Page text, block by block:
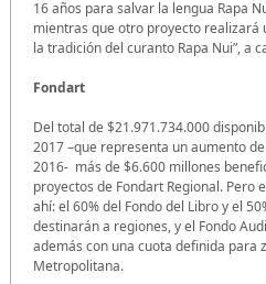
16 años para salvar la lengua Rapa
mientras que otro proyecto realizará
la tradición del curanto Rapa Nui”, a
Fondart
Del total de $21.971.734.000
2017 –que representa un aumento
2016- más de $6.600 millones
proyectos de Fondart Regional. Pero
ahí: el 60% del Fondo del Libro y el
destinarán a regiones, y el Fondo
además con una cuota definida para
Metropolitana.